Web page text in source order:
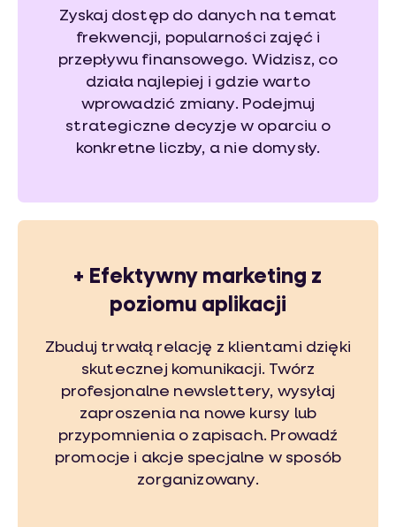
Zyskaj dostęp do danych na temat
frekwencji, popularności zajęć i
przepływu finansowego. Widzisz, co
działa najlepiej i gdzie warto
wprowadzić zmiany. Podejmuj
strategiczne decyzje w oparciu o
konkretne liczby, a nie domysły.
+ Efektywny marketing z
poziomu aplikacji
Zbuduj trwałą relację z klientami dzięki
skutecznej komunikacji. Twórz
profesjonalne newslettery, wysyłaj
zaproszenia na nowe kursy lub
przypomnienia o zapisach. Prowadź
promocje i akcje specjalne w sposób
zorganizowany.